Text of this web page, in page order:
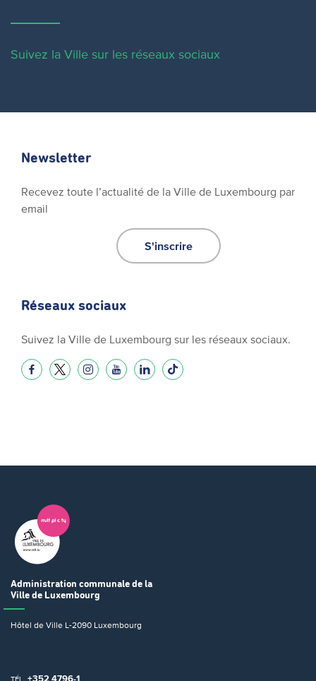
Suivez la Ville sur les réseaux sociaux
Newsletter
Recevez toute l’actualité de la Ville de Luxembourg par
email
S'inscrire
Réseaux sociaux
Suivez la Ville de Luxembourg sur les réseaux sociaux.
Administration communale de la
Ville de Luxembourg
Hôtel de Ville L-2090 Luxembourg
TÉL. +352 4796-1